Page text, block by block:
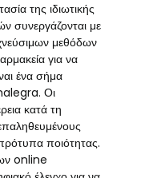
της ιδιωτικής
συνεργάζονται με
μεθόδων
για να
ένα σήμα
Οι
κατά τη
ποιότητας.
online